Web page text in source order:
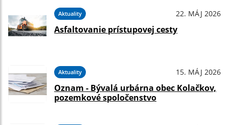
Aktuality 22. MÁJ 2026
Asfaltovanie prístupovej cesty
Aktuality 15. MÁJ 2026
Oznam - Bývalá urbárna obec Kolačkov,
pozemkové spoločenstvo